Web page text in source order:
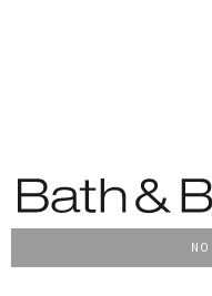
Condizioni Generali di vendita